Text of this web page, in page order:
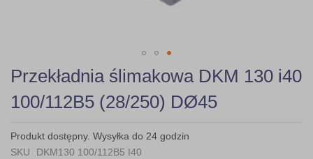
Skip
to
the
beginning
the
images
Przekładnia ślimakowa DKM 130 i40
100/112B5 (28/250) DØ45
Produkt dostępny. Wysyłka do 24 godzin
SKU
DKM130 100/112B5 I40